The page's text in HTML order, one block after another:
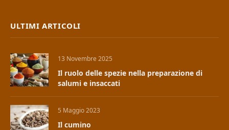
ULTIMI ARTICOLI
13 Novembre 2025
Il ruolo delle spezie nella preparazione di
salumi e insaccati
5 Maggio 2023
Il cumino